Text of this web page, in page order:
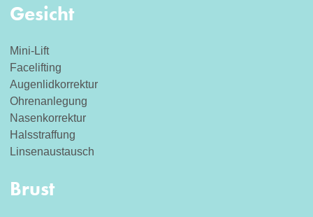
Gesicht
Mini-Lift
Facelifting
Augenlidkorrektur
Ohrenanlegung
Nasenkorrektur
Halsstraffung
Linsenaustausch
Brust